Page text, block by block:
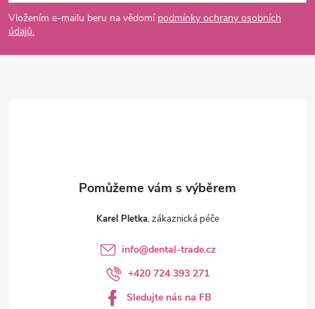
p
a
Vložením e-mailu beru na vědomí podmínky ochrany osobních
údajů.
Karel Pletka
info@dental-trade.cz
+420 724 393 271
Sledujte nás na FB